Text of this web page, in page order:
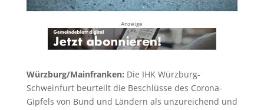
Anzeige
Würzburg/Mainfranken: Die IHK Würzburg-
Schweinfurt beurteilt die Beschlüsse des Corona-
Gipfels von Bund und Ländern als unzureichend und